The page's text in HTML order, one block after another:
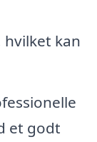
hvilket kan
et godt